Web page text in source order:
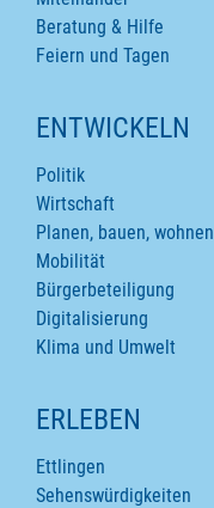
Beratung & Hilfe
Feiern und Tagen
ENTWICKELN
Politik
Wirtschaft
Planen, bauen, wohnen
Mobilität
Bürgerbeteiligung
Digitalisierung
Klima und Umwelt
ERLEBEN
Ettlingen
Sehenswürdigkeiten